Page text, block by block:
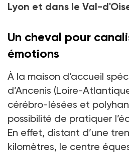
Lyon et dans le Val-
Un cheval pour
émotions
À la maison d’accueil
d’Ancenis (Loire-
cérébro-lésées et
possibilité de pratiquer
En effet, distant d’une
kilomètres, le centre